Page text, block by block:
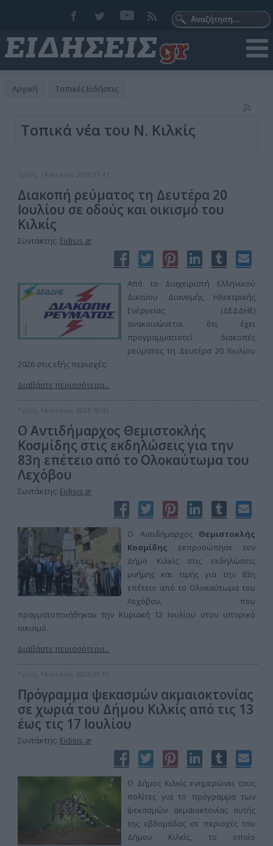
Αρχική Τοπικές Ειδήσεις
Τοπικά νέα του Ν. Κιλκίς
Τρίτη, 14 Ιουλίου 2026 11:47
Διακοπή ρεύματος τη Δευτέρα 20
Ιουλίου σε οδούς και οικισμό του
Κιλκίς
Συντάκτης: Eidisis.gr
Από το Διαχειριστή Ελληνικού
Δικτύου Διανομής Ηλεκτρικής
Ενέργειας (ΔΕΔΔΗΕ)
ανακοινώνεται ότι έχει
προγραμματιστεί διακοπές
ρεύματος τη Δευτέρα 20 Ιουλίου
2026 στις εξής περιοχές:
Διαβάστε περισσότερα...
Τρίτη, 14 Ιουλίου 2026 10:43
Ο Αντιδήμαρχος Θεμιστοκλής
Κοσμίδης στις εκδηλώσεις για την
83η επέτειο από το Ολοκαύτωμα του
Λεχόβου
Συντάκτης: Eidisis.gr
Ο ΑντιδήμαρχοςΘεμιστοκλής
Κοσμίδης εκπροσώπησε τον
Δήμο Κιλκίς στις εκδηλώσεις
μνήμης και τιμής για την 83η
επέτειο από το Ολοκαύτωμα του
Λεχόβου, που
πραγματοποιήθηκαν την Κυριακή 12 Ιουλίου στον ιστορικό
οικισμό.
Διαβάστε περισσότερα...
Τρίτη, 14 Ιουλίου 2026 09:10
Πρόγραμμα ψεκασμών ακμαιοκτονίας
σε χωριά του Δήμου Κιλκίς από τις 13
έως τις 17 Ιουλίου
Συντάκτης: Eidisis.gr
Ο Δήμος Κιλκίς ενημερώνει τους
πολίτες για το πρόγραμμα των
ψεκασμών ακμαιοκτονίας αυτής
της εβδομάδας σε περιοχές του
Δήμου Κιλκίς, το οποίο